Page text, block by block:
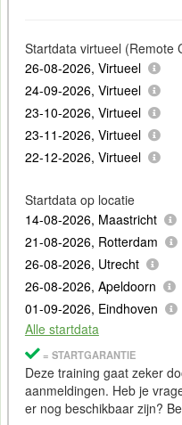
Startdata virtueel (Remote
26-08-2026, Virtueel
24-09-2026, Virtueel
23-10-2026, Virtueel
23-11-2026, Virtueel
22-12-2026, Virtueel
Startdata op locatie
14-08-2026, Maastricht
21-08-2026, Rotterdam
26-08-2026, Utrecht
26-08-2026, Apeldoorn
01-09-2026, Eindhoven
Alle startdata
= STARTGARANTIE
Deze training gaat zeker
aanmeldingen. Heb je
er nog beschikbaar zijn?